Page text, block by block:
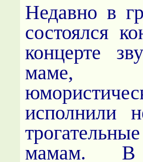
Недавно в
состоялся
концерте
маме,
исполнили
мамам. В